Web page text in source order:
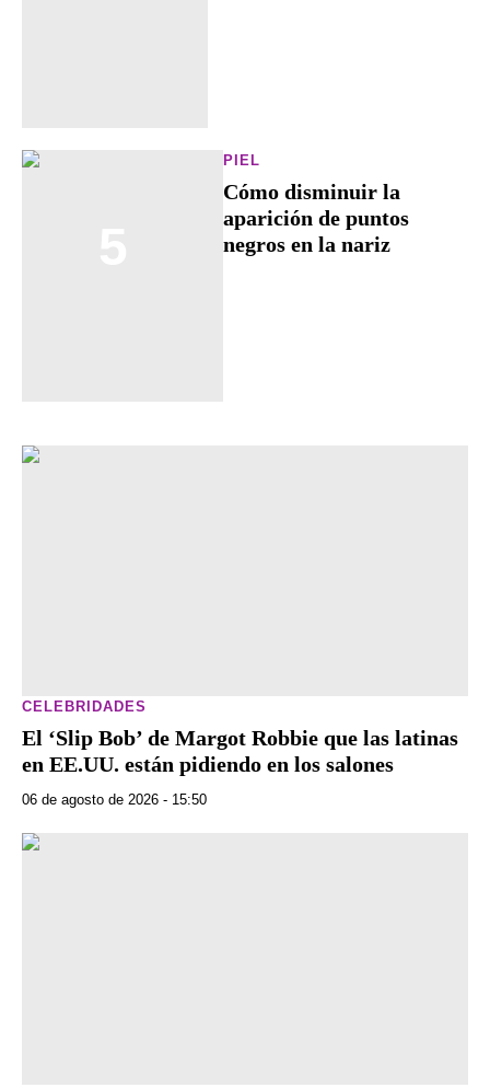
PIEL
Cómo disminuir la
aparición de puntos
negros en la nariz
CELEBRIDADES
El ‘Slip Bob’ de Margot Robbie que las latinas
en EE.UU. están pidiendo en los salones
06 de agosto de 2026 - 15:50